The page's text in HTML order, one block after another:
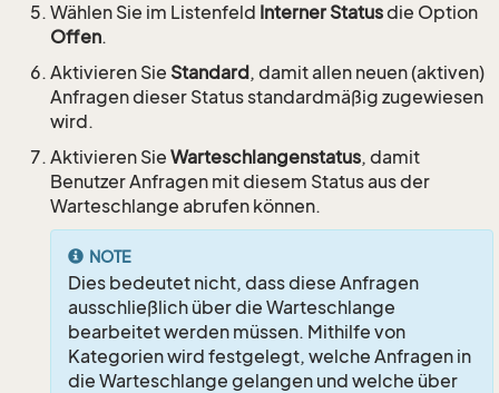
Wählen Sie im Listenfeld Interner Statusdie Option
Offen.
Aktivieren Sie Standard, damit allen neuen (aktiven)
Anfragen dieser Status standardmäßig zugewiesen
wird.
Aktivieren Sie Warteschlangenstatus, damit
Benutzer Anfragen mit diesem Status aus der
Warteschlange abrufen können.
NOTE
Dies bedeutet nicht, dass diese Anfragen
ausschließlich über die Warteschlange
bearbeitet werden müssen. Mithilfe von
Kategorien wird festgelegt, welche Anfragen in
die Warteschlange gelangen und welche über